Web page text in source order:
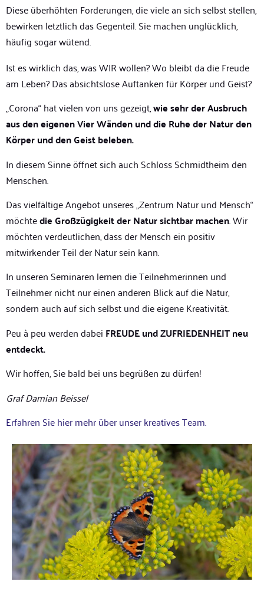
Diese überhöhten Forderungen, die viele an sich selbst stellen,
bewirken letztlich das Gegenteil. Sie machen unglücklich,
häufig sogar wütend.
Ist es wirklich das, was WIR wollen? Wo bleibt da die Freude
am Leben? Das absichtslose Auftanken für Körper und Geist?
„Corona“ hat vielen von uns gezeigt,wie sehr der Ausbruch
aus den eigenen Vier Wänden und die Ruhe der Natur den
Körper und den Geist beleben.
In diesem Sinne öffnet sich auch Schloss Schmidtheim den
Menschen.
Das vielfältige Angebot unseres „Zentrum Natur und Mensch“
möchtedie Großzügigkeit der Natur sichtbar machen. Wir
möchten verdeutlichen, dass der Mensch ein positiv
mitwirkender Teil der Natur sein kann.
In unseren Seminaren lernen die Teilnehmerinnen und
Teilnehmer nicht nur einen anderen Blick auf die Natur,
sondern auch auf sich selbst und die eigene Kreativität.
Peu à peu werden dabei FREUDE und ZUFRIEDENHEIT neu
entdeckt.
Wir hoffen, Sie bald bei uns begrüßen zu dürfen!
Graf Damian Beissel
Erfahren Sie hier mehr über unser kreatives Team.